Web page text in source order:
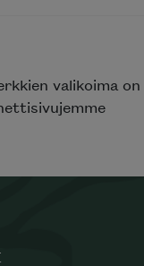
valikoima on